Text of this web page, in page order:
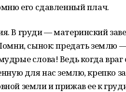
его сдавленный плач.
В груди — материнский
сынок: предать землю
слова! Ведь когда
для нас землю, крепко
земли и прижав ее к